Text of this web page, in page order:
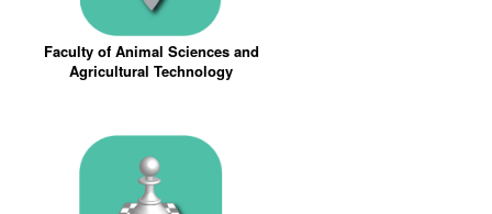
Faculty of Animal Sciences and
Agricultural Technology